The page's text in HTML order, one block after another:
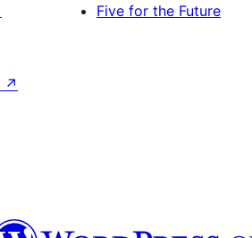
Five for the Future
↗